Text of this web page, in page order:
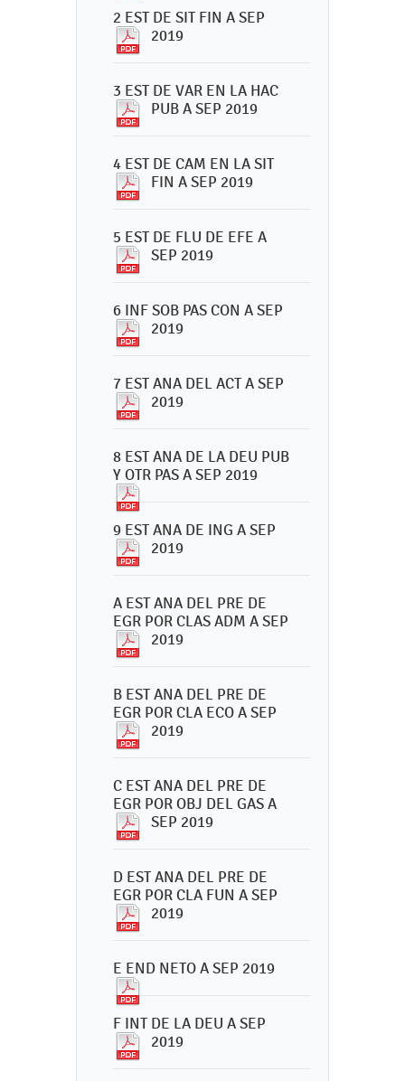
2 EST DE SIT FIN A SEP
2019
3 EST DE VAR EN LA HAC
PUB A SEP 2019
4 EST DE CAM EN LA SIT
FIN A SEP 2019
5 EST DE FLU DE EFE A
SEP 2019
6 INF SOB PAS CON A SEP
2019
7 EST ANA DEL ACT A SEP
2019
8 EST ANA DE LA DEU PUB
Y OTR PAS A SEP 2019
9 EST ANA DE ING A SEP
2019
A EST ANA DEL PRE DE
EGR POR CLAS ADM A SEP
2019
B EST ANA DEL PRE DE
EGR POR CLA ECO A SEP
2019
C EST ANA DEL PRE DE
EGR POR OBJ DEL GAS A
SEP 2019
D EST ANA DEL PRE DE
EGR POR CLA FUN A SEP
2019
E END NETO A SEP 2019
F INT DE LA DEU A SEP
2019